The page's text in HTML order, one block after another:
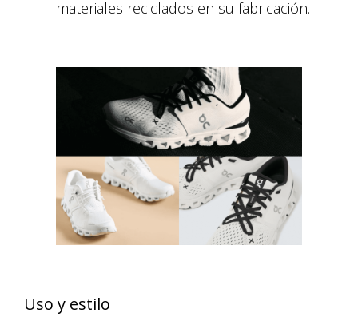
materiales reciclados en su fabricación.
Uso y estilo